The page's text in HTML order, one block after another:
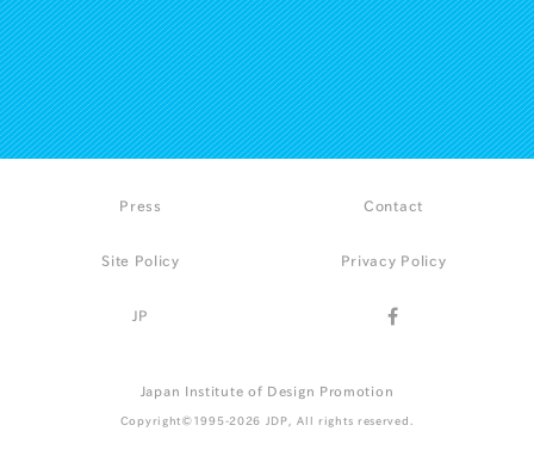
Press Contact
Site Policy Privacy Policy
JP
Japan Institute of Design Promotion
Copyright©1995-2026 JDP, All rights reserved.